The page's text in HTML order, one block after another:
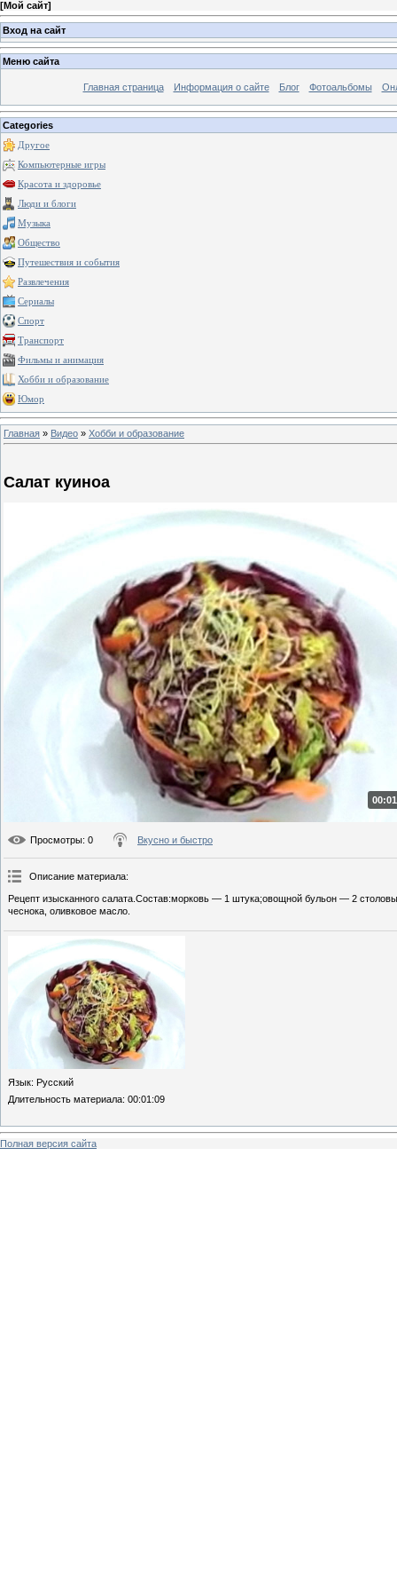
[Мой сайт]
Вход на сайт
Меню сайта
Главная страница Информация о сайте Блог Фотоальбомы
Categories
Другое
Компьютерные игры
Красота и здоровье
Люди и блоги
Музыка
Общество
Путешествия и события
Развлечения
Сериалы
Спорт
Транспорт
Фильмы и анимация
Хобби и образование
Юмор
Главная » Видео » Хобби и образование
Салат куиноа
Просмотры: 0 Вкусно и быстро
Описание материала:
Рецепт изысканного салата.Состав:морковь — 1 штука;овощной бульон — 2
чеснока, оливковое масло.
Язык: Русский
Длительность материала: 00:01:09
Полная версия сайта